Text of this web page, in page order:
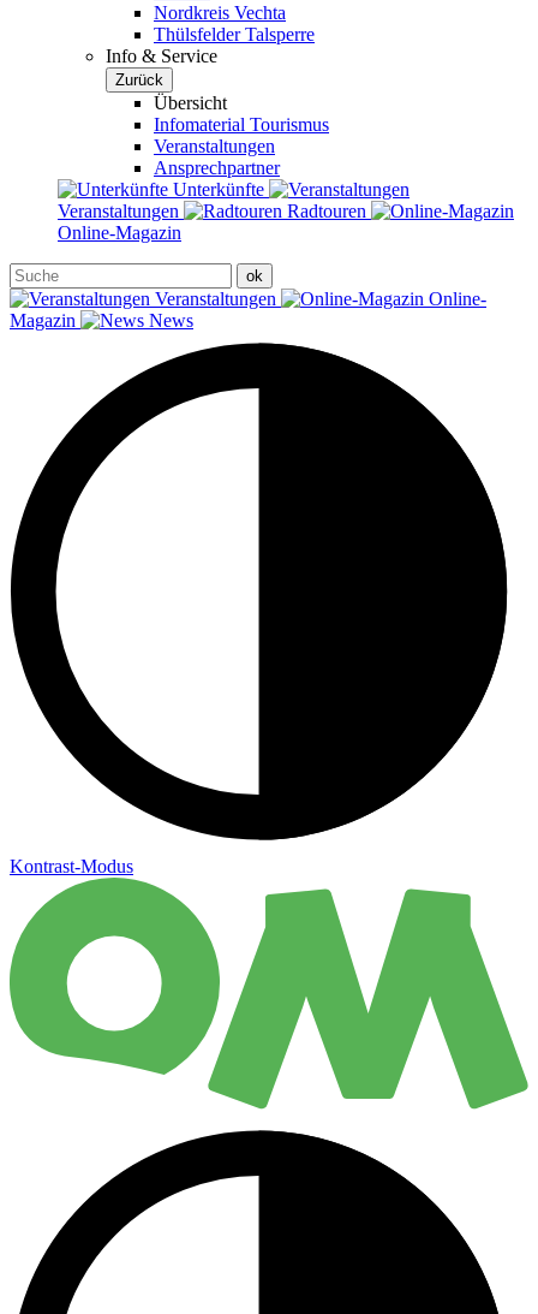
Nordkreis Vechta
Thülsfelder Talsperre
Info & Service
Zurück
Übersicht
Infomaterial Tourismus
Veranstaltungen
Ansprechpartner
Unterkünfte
Veranstaltungen
Radtouren
Online-Magazin
Veranstaltungen
Online-
Magazin
News
Kontrast-Modus